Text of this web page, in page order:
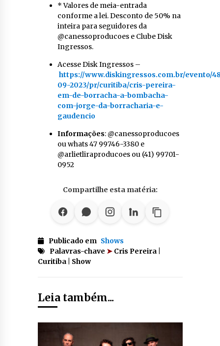
* Valores de meia-entrada
conforme a lei. Desconto de 50% na
inteira para seguidores da
@canessoproducoes e Clube Disk
Ingressos.
Acesse Disk Ingressos –
https://www.diskingressos.com.br/evento/
09-2023/pr/curitiba/cris-pereira-
em-de-borracha-a-bombacha-
com-jorge-da-borracharia-e-
gaudencio
Informações: @canessoproducoes
ou whats 47 99746-3380 e
@arlietliraproducoes ou (41) 99701-
0952
Compartilhe esta matéria:
Publicado em Shows
Palavras-chave ➤Cris Pereira |
Curitiba | Show
Leia também...